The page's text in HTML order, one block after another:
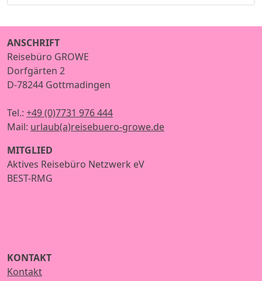
ANSCHRIFT
Reisebüro GROWE
Dorfgärten 2
D-78244 Gottmadingen
Tel.: +49 (0)7731 976 444
Mail: urlaub(a)reisebuero-growe.de
MITGLIED
Aktives Reisebüro Netzwerk eV
BEST-RMG
KONTAKT
Kontakt